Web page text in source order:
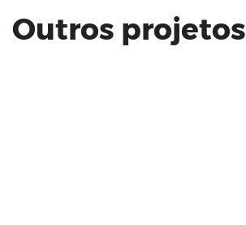
Outros projetos